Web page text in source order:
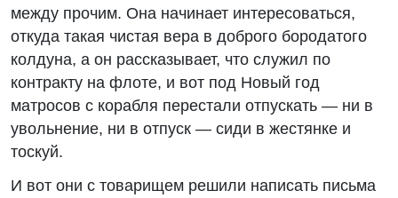
между прочим. Она начинает интересоваться,
откуда такая чистая вера в доброго бородатого
колдуна, а он рассказывает, что служил по
контракту на флоте, и вот под Новый год
матросов с корабля перестали отпускать — ни в
увольнение, ни в отпуск — сиди в жестянке и
тоскуй.
И вот они с товарищем решили написать письма